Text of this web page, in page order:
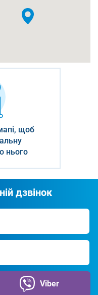
щоб
нього
дзвінок
Viber